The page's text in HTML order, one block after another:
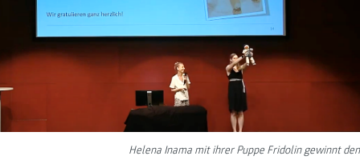
Helena Inama mit ihrer Puppe Fridolin gewinnt den